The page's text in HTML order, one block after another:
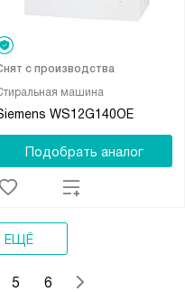
машина
WS12G140OE
с производства
Подобрать аналог
ЕЩЁ
5 6